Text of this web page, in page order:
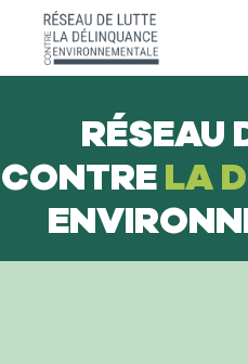
RÉSEAU
CONTRELA